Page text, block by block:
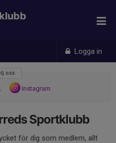
Logga in
oss
Instagram
Sportklubb
för dig som medlem, allt